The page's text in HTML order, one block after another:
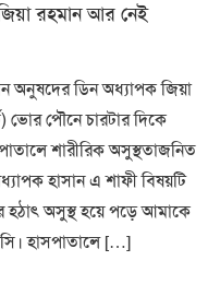
রহমান আর নেই
অনুষদের ডিন অধ্যাপক জিয়া
ভোর পৌনে চারটার দিকে
শারীরিক অসুস্থতাজনিত
হাসান এ শাফী বিষয়টি
হঠাৎ অসুস্থ হয়ে পড়ে আমাকে
হাসপাতালে […]